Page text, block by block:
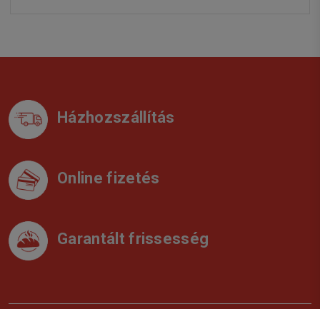
Házhozszállítás
Online fizetés
Garantált frissesség